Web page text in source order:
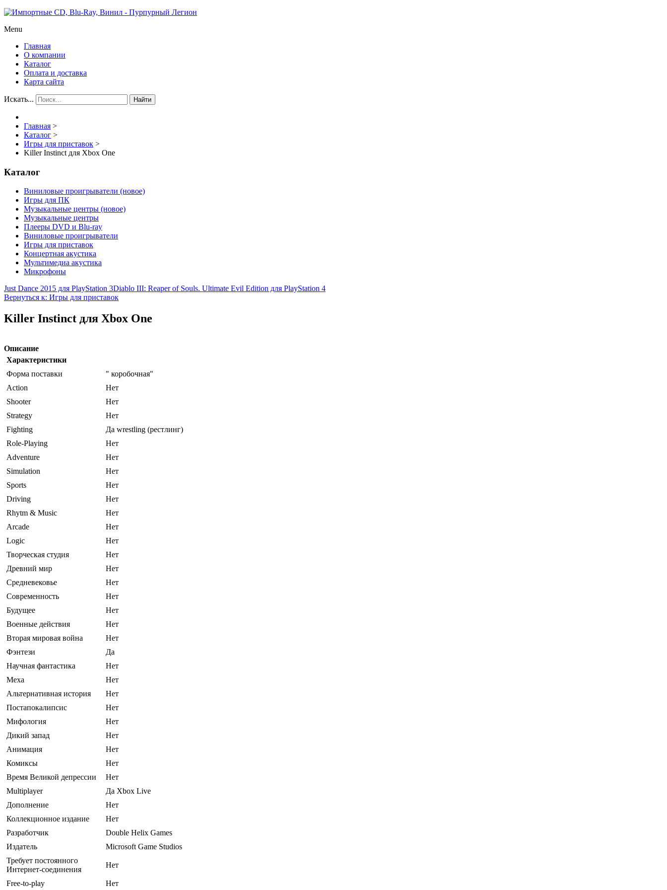
Menu
Главная
О компании
Каталог
Оплата и доставка
Карта сайта
Искать... Найти
Главная >
Каталог >
Игры для приставок >
Killer Instinct для Xbox One
Каталог
Виниловые проигрыватели (новое)
Игры для ПК
Музыкальные центры (новое)
Музыкальные центры
Плееры DVD и Blu-ray
Виниловые проигрыватели
Игры для приставок
Концертная акустика
Мультимедиа акустика
Микрофоны
Just Dance 2015 для PlayStation 3Diablo III: Reaper of Souls. Ultimate Evil Edition для PlayStation 4
Вернуться к: Игры для приставок
Killer Instinct для Xbox One
Описание
Характеристики
Форма поставки
" коробочная"
Action
Нет
Shooter
Нет
Strategy
Нет
Fighting
Да wrestling (рестлинг)
Role-Playing
Нет
Adventure
Нет
Simulation
Нет
Sports
Нет
Driving
Нет
Rhytm & Music
Нет
Arcade
Нет
Logic
Нет
Творческая студия
Нет
Древний мир
Нет
Средневековье
Нет
Современность
Нет
Будущее
Нет
Военные действия
Нет
Вторая мировая война
Нет
Фэнтези
Да
Научная фантастика
Нет
Меха
Нет
Альтернативная история
Нет
Постапокалипсис
Нет
Мифология
Нет
Дикий запад
Нет
Анимация
Нет
Комиксы
Нет
Время Великой депрессии
Нет
Multiplayer
Да Xbox Live
Дополнение
Нет
Коллекционное издание
Нет
Разработчик
Double Helix Games
Издатель
Microsoft Game Studios
Требует постоянного
Интернет-соединения
Нет
Free-to-play Нет